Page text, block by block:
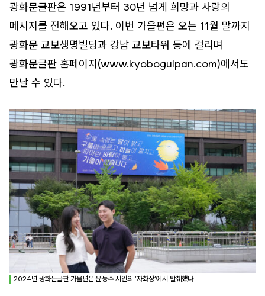
광화문글판은 1991년부터 30년 넘게 희망과 사랑의
메시지를 전해오고 있다. 이번 가을편은 오는 11월 말까지
광화문 교보생명빌딩과 강남 교보타워 등에 걸리며
광화문글판 홈페이지(www.kyobogulpan.com)에서도
만날 수 있다.
2024년 광화문글판 가을편은 윤동주 시인의 ‘자화상’에서 발췌했다.